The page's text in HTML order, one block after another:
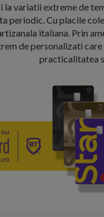
la variatii extreme de
periodic. Cu placile
italiana. Prin
de personalizati
practicalitatea